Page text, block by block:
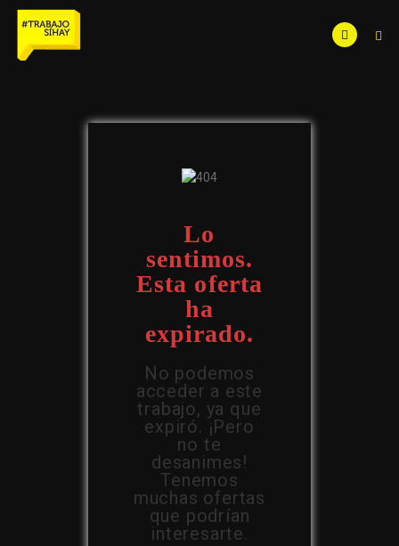
Lo
sentimos.
Esta oferta
ha
expirado.
No podemos
acceder a este
trabajo, ya que
expiró. ¡Pero
no te
desanimes!
Tenemos
muchas ofertas
que podrían
interesarte.